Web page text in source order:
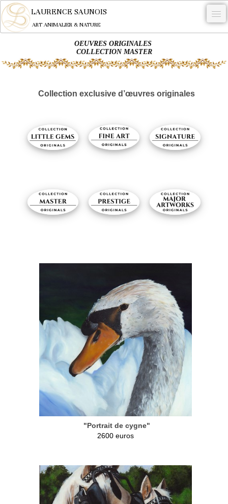
LAURENCE SAUNOIS
ART ANIMALIER & NATURE
NYMPHEUS LUMINANSIS.
OEUVRES
COMMANDE
L'ARTISTE.
Français
OEUVRES ORIGINALES
COLLECTION MASTER
Collection exclusive d’œuvres originales
"Portrait de cygne"
2600 euros